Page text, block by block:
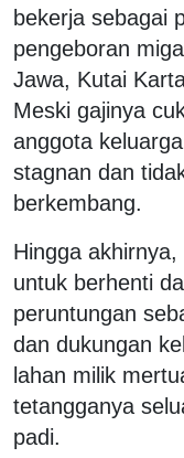
bekerja sebagai
pengeboran
Jawa, Kutai
Meski gajinya
anggota
stagnan dan
berkembang.
Hingga
untuk berhenti
peruntungan
dan dukungan
lahan milik
tetangganya
padi.